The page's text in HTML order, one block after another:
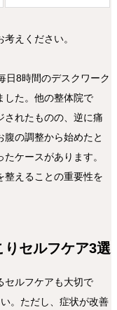
えください。
日8時間のデスクワーク
した。他の整体院で
されたものの、逆に痛
の調整から始めたと
ケースがあります。
整えることの重要性を
セルフケア3選
セルフケアも大切で
。ただし、症状が改善